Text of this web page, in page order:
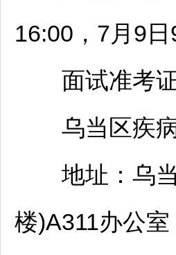
16:00，7月9日
面试准考证
乌当 区疾
地址： 乌当
楼)A311办公室